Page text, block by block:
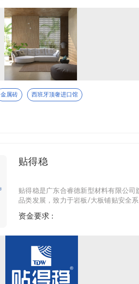
金属砖 西班牙顶奢进口馆
贴得稳
贴得稳是广东合睿德新型材料有限公
品类发展，致力于岩板/大板铺贴安全
学院拥有专业的师资队伍，不断组织
资金要求 :